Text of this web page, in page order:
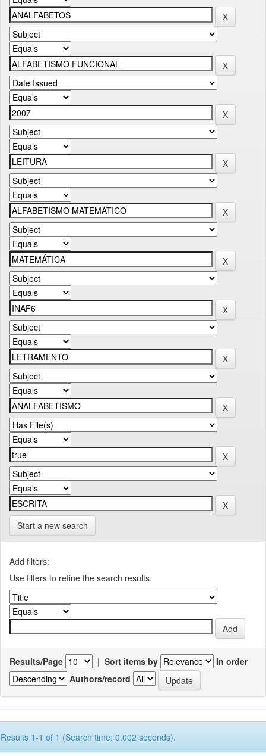
Start a new search
Add filters:
Use filters to refine the search results.
Results/Page | Sort items by
In order
Authors/record
Results 1-1 of 1 (Search time: 0.002 seconds).